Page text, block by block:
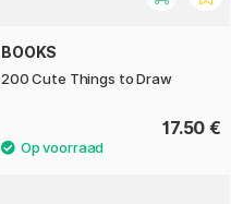
BOOKS
200 Cute Things to Draw
17.50 €